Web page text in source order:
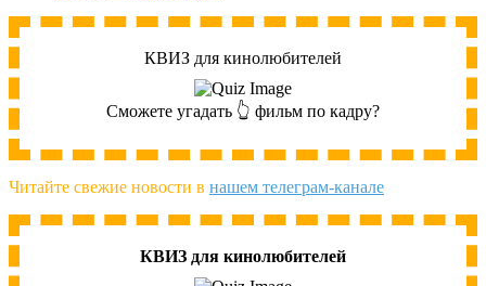
КВИЗ для кинолюбителей
Сможете угадать 👆 фильм по кадру?
Читайте свежие новости в нашем телеграм-канале
КВИЗ для кинолюбителей